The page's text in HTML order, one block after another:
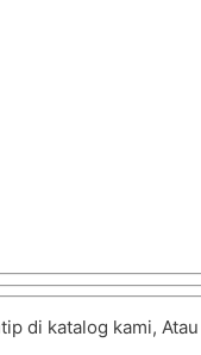
di katalog kami,